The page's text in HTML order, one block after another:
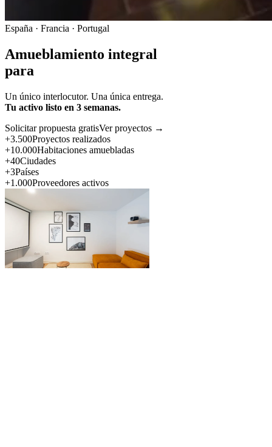
España · Francia · Portugal
Amueblamiento integral
para
Un único interlocutor. Una única entrega.
Tu activo listo en 3 semanas.
Solicitar propuesta gratisVer proyectos →
+3.500Proyectos realizados
+10.000Habitaciones amuebladas
+40Ciudades
+3Países
+1.000Proveedores activos